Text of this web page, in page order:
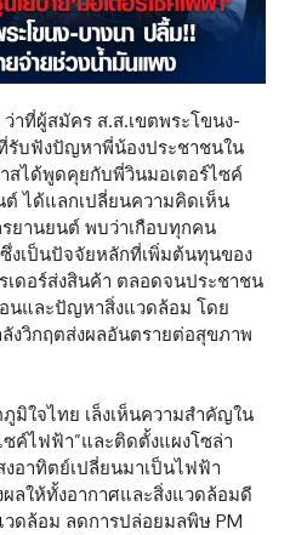
ที่ผู้สมัคร ส.ส.เขตพระโขนง-
รับฟังปัญหาพี่น้องประชาชนใน
สได้พูดคุยกับพี่วินมอเตอร์ไซค์
ต์ ได้แลกเปลี่ยนความคิดเห็น
ยานยนต์ พบว่าเกือบทุกคน
เป็นปัจจัยหลักที่เพิ่มต้นทุนของ
เดอร์ส่งสินค้า ตลอดจนประชาชน
นและปัญหาสิ่งแวดล้อม โดย
ลังวิกฤตส่งผลอันตรายต่อสุขภาพ
มิใจไทย เล็งเห็นความสำคัญใน
ซค์ไฟฟ้า”และติดตั้งแผงโซล่า
อาทิตย์เปลี่ยนมาเป็นไฟฟ้า
ลให้ทั้งอากาศและสิ่งแวดล้อมดี
ดล้อม ลดการปล่อยมลพิษ PM